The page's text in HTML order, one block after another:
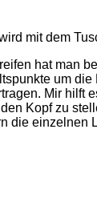
mit dem
hat man
um
Mir hilft
Kopf zu
die einzelnen